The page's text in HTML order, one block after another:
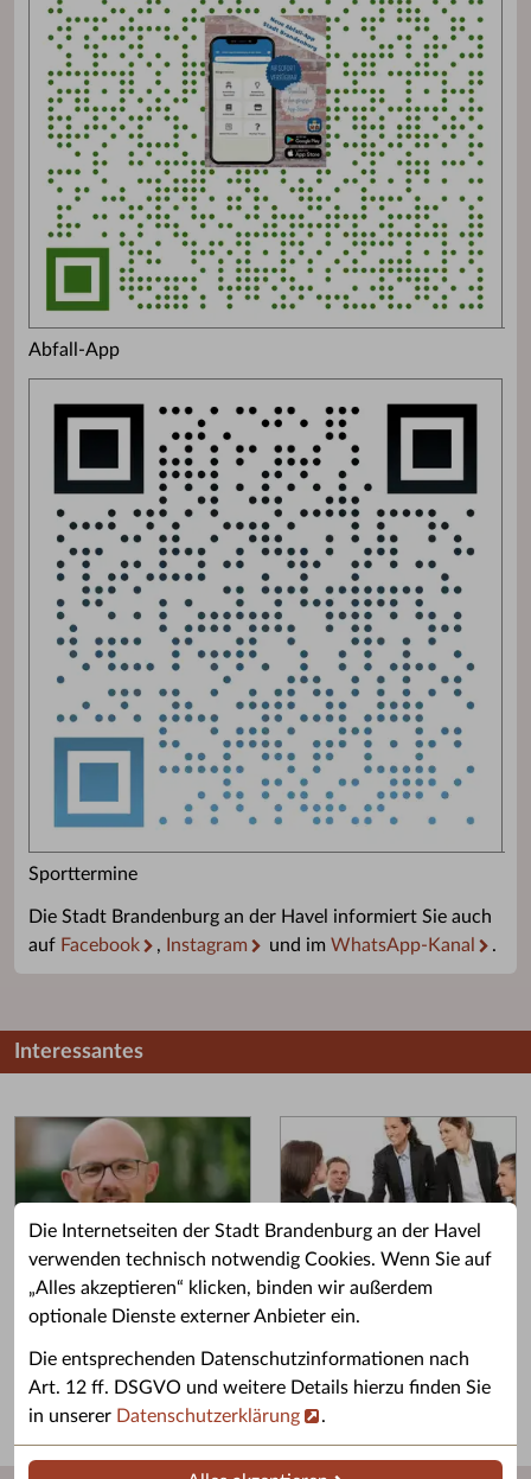
Die Internetseiten der Stadt Brandenburg an der Havel
verwenden technisch notwendig Cookies. Wenn Sie auf
„Alles akzeptieren“ klicken, binden wir außerdem
optionale Dienste externer Anbieter ein.
Die entsprechenden Datenschutzinformationen nach
Art. 12 ff. DSGVO und weitere Details hierzu finden Sie
in unserer Datenschutzerklärung .
Abfall-App
Sporttermine
Die Stadt Brandenburg an der Havel informiert Sie auch
auf Facebook , Instagram und im WhatsApp-Kanal .
Interessantes
Grußwort des OB